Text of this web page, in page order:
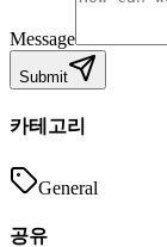
Message
Submit
카테고리
General
공유